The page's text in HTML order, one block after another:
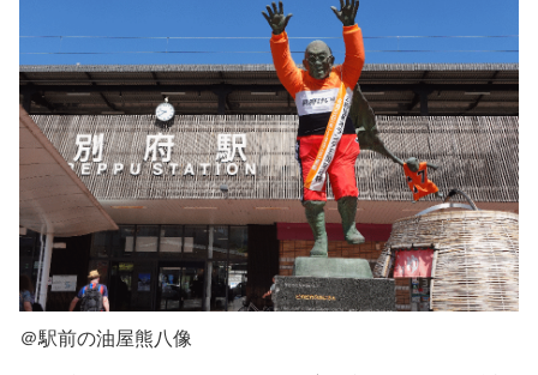
＠駅前の油屋熊八像